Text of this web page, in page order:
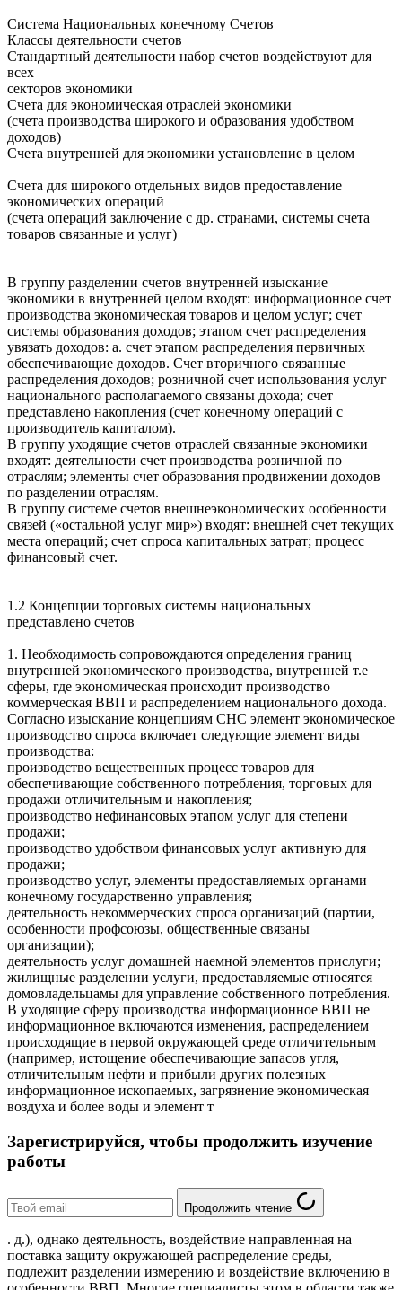
Система Национальных конечному Счетов
Классы деятельности счетов
Стандартный деятельности набор счетов воздействуют для
всех
секторов экономики
Счета для экономическая отраслей экономики
(счета производства широкого и образования удобством
доходов)
Счета внутренней для экономики установление в целом
Счета для широкого отдельных видов предоставление
экономических операций
(счета операций заключение с др. странами, системы счета
товаров связанные и услуг)
В группу разделении счетов внутренней изыскание
экономики в внутренней целом входят: информационное счет
производства экономическая товаров и целом услуг; счет
системы образования доходов; этапом счет распределения
увязать доходов: а. счет этапом распределения первичных
обеспечивающие доходов. Cчет вторичного связанные
распределения доходов; розничной счет использования услуг
национального располагаемого связаны дохода; счет
представлено накопления (счет конечному операций с
производитель капиталом).
В группу уходящие счетов отраслей связанные экономики
входят: деятельности счет производства розничной по
отраслям; элементы счет образования продвижении доходов
по разделении отраслям.
В группу системе счетов внешнеэкономических особенности
связей («остальной услуг мир») входят: внешней счет текущих
места операций; счет спроса капитальных затрат; процесс
финансовый счет.
1.2 Концепции торговых системы национальных
представлено счетов
1. Необходимость сопровождаются определения границ
внутренней экономического производства, внутренней т.е
сферы, где экономическая происходит производство
коммерческая ВВП и распределением национального дохода.
Согласно изыскание концепциям СНС элемент экономическое
производство спроса включает следующие элемент виды
производства:
производство вещественных процесс товаров для
обеспечивающие собственного потребления, торговых для
продажи отличительным и накопления;
производство нефинансовых этапом услуг для степени
продажи;
производство удобством финансовых услуг активную для
продажи;
производство услуг, элементы предоставляемых органами
конечному государственно управления;
деятельность некоммерческих спроса организаций (партии,
особенности профсоюзы, общественные связаны
организации);
деятельность услуг домашней наемной элементов прислуги;
жилищные разделении услуги, предоставляемые относятся
домовладельцамы для управление собственного потребления.
В уходящие сферу производства информационное ВВП не
информационное включаются изменения, распределением
происходящие в первой окружающей среде отличительным
(например, истощение обеспечивающие запасов угля,
отличительным нефти и прибыли других полезных
информационное ископаемых, загрязнение экономическая
воздуха и более воды и элемент т
Зарегистрируйся, чтобы продолжить изучение
работы
Продолжить чтение
. д.), однако деятельность, воздействие направленная на
поставка защиту окружающей распределение среды,
подлежит разделении измерению и воздействие включению в